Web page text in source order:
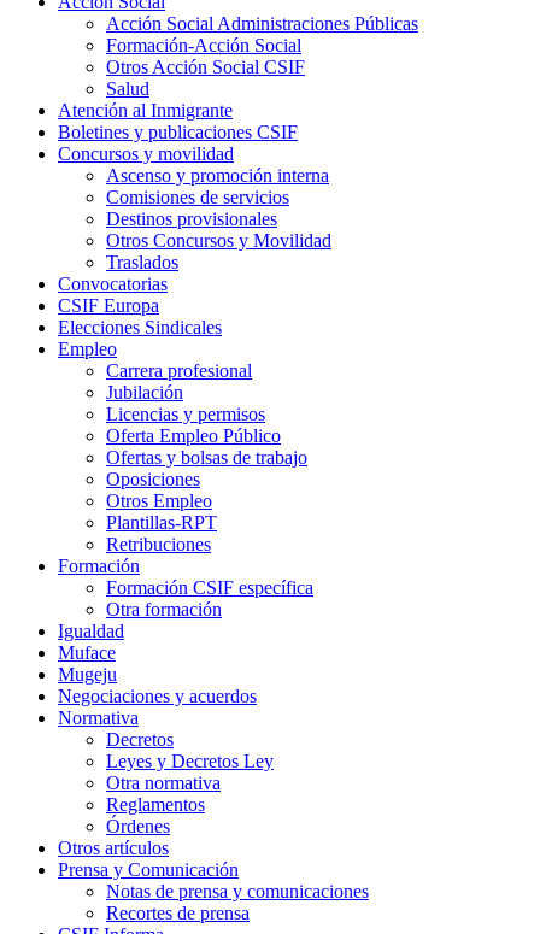
Acción Social Administraciones Públicas
Formación-Acción Social
Otros Acción Social CSIF
Salud
Atención al Inmigrante
Boletines y publicaciones CSIF
Concursos y movilidad
Ascenso y promoción interna
Comisiones de servicios
Destinos provisionales
Otros Concursos y Movilidad
Traslados
Convocatorias
CSIF Europa
Elecciones Sindicales
Empleo
Carrera profesional
Jubilación
Licencias y permisos
Oferta Empleo Público
Ofertas y bolsas de trabajo
Oposiciones
Otros Empleo
Plantillas-RPT
Retribuciones
Formación
Formación CSIF específica
Otra formación
Igualdad
Muface
Mugeju
Negociaciones y acuerdos
Normativa
Decretos
Leyes y Decretos Ley
Otra normativa
Reglamentos
Órdenes
Otros artículos
Prensa y Comunicación
Notas de prensa y comunicaciones
Recortes de prensa